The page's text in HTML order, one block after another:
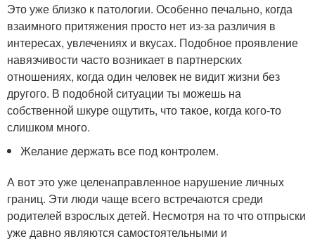
Это уже близко к патологии. Особенно печально, когда
взаимного притяжения просто нет из-за различия в
интересах, увлечениях и вкусах. Подобное проявление
навязчивости часто возникает в партнерских
отношениях, когда один человек не видит жизни без
другого. В подобной ситуации ты можешь на
собственной шкуре ощутить, что такое, когда кого-то
слишком много.
Желание держать все под контролем.
А вот это уже целенаправленное нарушение личных
границ. Эти люди чаще всего встречаются среди
родителей взрослых детей. Несмотря на то что отпрыски
уже давно являются самостоятельными и